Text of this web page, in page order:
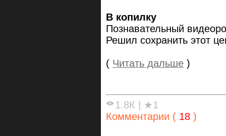
В копилку
Познавательный
Решил сохранить этот
( Читать дальше )
1.8К
★1
Комментарии ( 18 )